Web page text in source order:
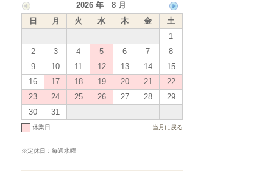
2026 年 8 月
日
月 火 水 木 金
土
1
2
3 4 5 6 7
8
9
10 11 12 13 14
15
16
17 18 19 20 21
22
23
24 25 26 27 28
29
30
31
休業日 当月に戻る
※定休日：毎週水曜